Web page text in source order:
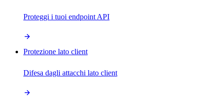
Proteggi i tuoi endpoint API
Protezione lato client
Difesa dagli attacchi lato client